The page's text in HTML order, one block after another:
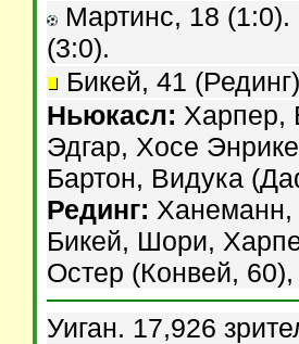
Мартинс, 18
(3:0).
Бикей, 41
Ньюкасл: Харпер,
Эдгар, Хосе
Бартон, Видука
Рединг: Ханеманн,
Бикей, Шори,
Остер (Конвей,
Уиган. 17,926